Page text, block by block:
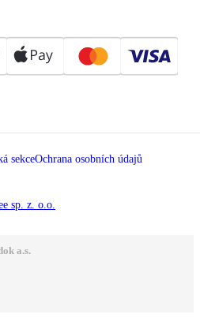
sekceOchrana osobních údajů
sp. z. o.o.
a.s.